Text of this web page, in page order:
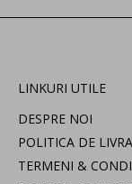
LINKURI UTILE
DESPRE NOI
POLITICA DE
TERMENI &